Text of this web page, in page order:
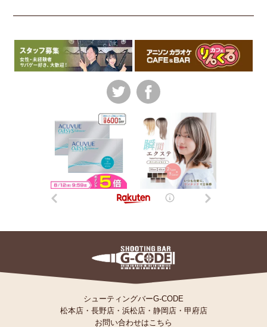
シューティングバーG-CODE
松本店・ 長野店・ 浜松店・ 静岡店・ 甲府店
お問い合わせはこちら